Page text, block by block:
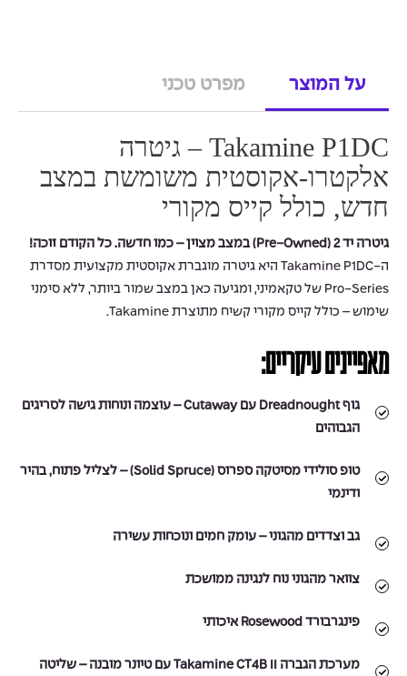
על המוצר מפרט טכני
Takamine P1DC – גיטרה
אלקטרו-אקוסטית משומשת במצב
חדש, כולל קייס מקורי
גיטרה יד 2 (Pre-Owned) במצב מצוין – כמו חדשה. כל הקודם זוכה!
ה-Takamine P1DC היא גיטרה מוגברת אקוסטית מקצועית מסדרת
Pro-Series של טקאמיני, ומגיעה כאן במצב שמור ביותר, ללא סימני
שימוש – כולל קייס מקורי קשיח מתוצרת Takamine.
מאפיינים עיקריים:
גוף Dreadnought עם Cutaway – עוצמה ונוחות גישה לסריגים
הגבוהים
טופ סולידי מסיטקה ספרוס (Solid Spruce) – לצליל פתוח, בהיר
ודינמי
גב וצדדים מהגוני – עומק חמים ונוכחות עשירה
צוואר מהגוני נוח לנגינה ממושכת
פינגרבורד Rosewood איכותי
מערכת הגברה Takamine CT4B II עם טיונר מובנה – שליטה